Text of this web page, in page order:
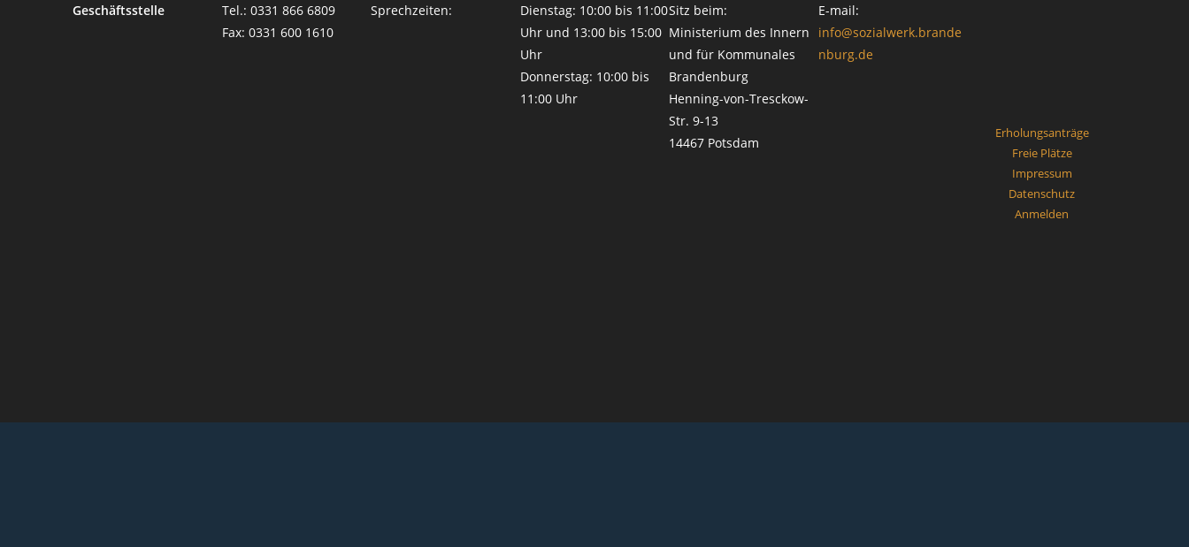
Geschäftsstelle
Tel.: 0331 866 6809
Fax: 0331 600 1610
Sprechzeiten:
Dienstag: 10:00 bis 11:00
Uhr und 13:00 bis 15:00
Uhr
Donnerstag: 10:00 bis
11:00 Uhr
Sitz beim:
Ministerium des Innern
und für Kommunales
Brandenburg
Henning-von-Tresckow-
Str. 9-13
14467 Potsdam
E-mail:
info@sozialwerk.brande
nburg.de
Erholungsanträge
Freie Plätze
Impressum
Datenschutz
Anmelden